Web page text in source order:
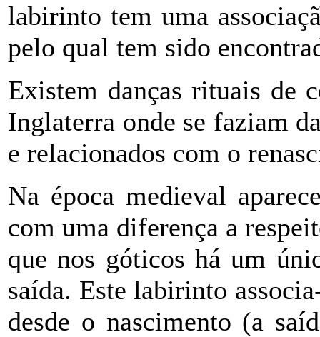
labirinto tem uma
pelo qual tem sido
Existem danças rituais de
Inglaterra onde se faziam
e relacionados com o
Na época medieval
com uma diferença a
que nos góticos há um
saída. Este labirinto
desde o nascimento (a